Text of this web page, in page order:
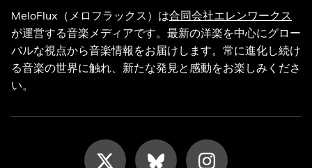
MeloFlux（メロフラックス）は合同会社エレンワークス
が運営する音楽メディアです。最新の洋楽を中心にグロー
バルな視点から音楽情報をお届けします。常に進化し続け
る音楽の世界に触れ、新たな発見と感動をお楽しみくださ
い。